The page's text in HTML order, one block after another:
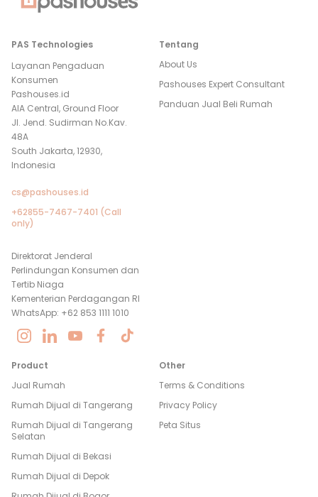
PAS Technologies
Layanan Pengaduan
Konsumen
Pashouses.id
AIA Central, Ground Floor
Jl. Jend. Sudirman No.Kav.
48A
South Jakarta, 12930,
Indonesia
cs@pashouses.id
+62855-7467-7401 (Call
only)
Direktorat Jenderal
Perlindungan Konsumen dan
Tertib Niaga
Kementerian Perdagangan RI
WhatsApp: +62 853 1111 1010
Tentang
About Us
Pashouses Expert Consultant
Panduan Jual Beli Rumah
Product
Jual Rumah
Rumah Dijual di Tangerang
Rumah Dijual di Tangerang
Selatan
Rumah Dijual di Bekasi
Rumah Dijual di Depok
Other
Terms & Conditions
Privacy Policy
Peta Situs